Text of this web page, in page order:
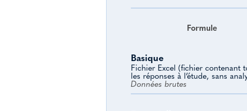
Formule
Basique
Fichier Excel (fichier contenant
les réponses à l’étude, sans
Données brutes